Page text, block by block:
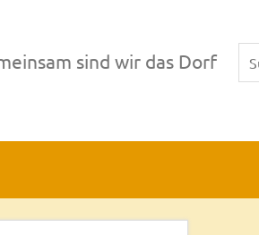
sind wir das Dorf